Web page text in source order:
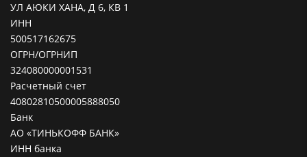
УЛ АЮКИ ХАНА, Д 6, КВ 1
ИНН
500517162675
ОГРН/ОГРНИП
324080000001531
Расчетный счет
40802810500005888050
Банк
АО «ТИНЬКОФФ БАНК»
ИНН банка